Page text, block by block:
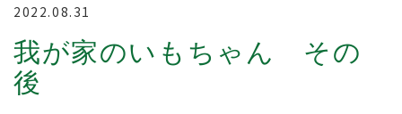
2022.08.31
我が家のいもちゃん その
後